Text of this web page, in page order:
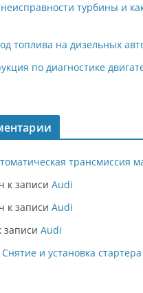
турбины и
топлива на дизельных
по диагностике
трансмиссия
к записи Audi
к записи Audi
записи Audi
Снятие и установка стартера